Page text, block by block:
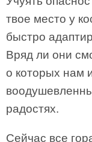
твое место у
быстро
Вряд ли они
о которых нам
радостях.
Сейчас все